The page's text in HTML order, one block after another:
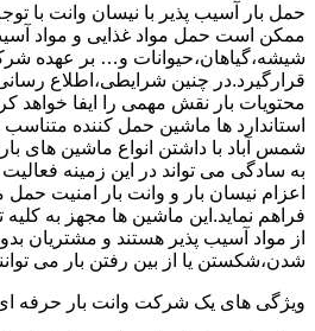
حمل بار آسیب پذیر با نیسان وانت با
ممکن است حمل مواد غذایی و مواد
شیشه،گیاهان،حیوانات و… بر عهده
قرارگیرد.در چنین شرایطی،اطلاع
محتویات بار نقش مهمی را ایفا خواهد
استاندارد ها ماشین حمل کننده متناسب
شمس آباد با داشتن انواع ماشین های
به سادگی می تواند در این زمینه
اعزام نیسان بار و وانت بار امنیت حمل
فراهم نماید.این ماشین ها مجهز به
از مواد آسیب پذیر هستند و مشتریان
شدن،شکستن یا از بین رفتن بار می
ویژگی های یک شرکت وانت بار حرفه